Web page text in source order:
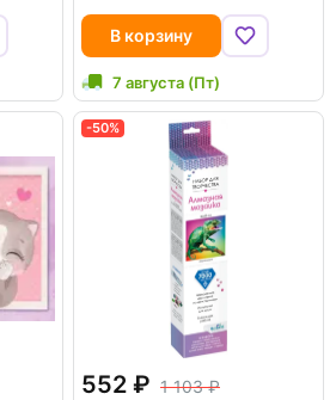
В корзину
7 августа (Пт)
-50%
552
1 103